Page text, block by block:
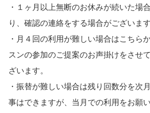
・１ヶ月以上無断のお休みが続いた場
り、確認の連絡をする場合がございます
・月４回の利用が難しい場合はこちら
スンの参加のご提案のお声掛けをさせ
ざいます。
・振替が難しい場合は残り回数分を次
事はできますが、当月での利用をお願